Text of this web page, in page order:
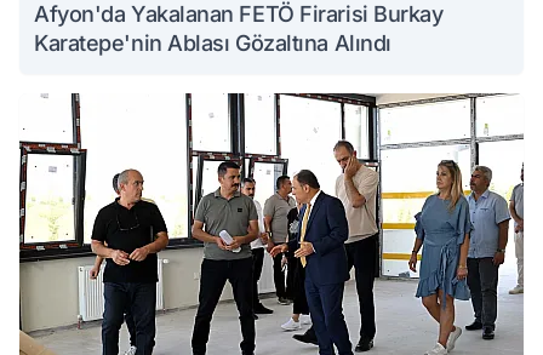
Afyon'da Yakalanan FETÖ Firarisi Burkay
Karatepe'nin Ablası Gözaltına Alındı